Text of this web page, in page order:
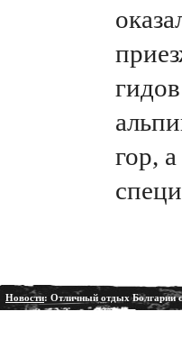
гор,
Новости: Отличный отдых Болгарии